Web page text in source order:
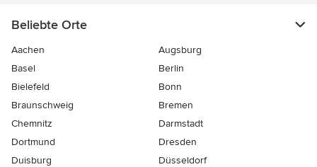
Beliebte Orte
Aachen
Augsburg
Basel
Berlin
Bielefeld
Bonn
Braunschweig
Bremen
Chemnitz
Darmstadt
Dortmund
Dresden
Duisburg
Düsseldorf